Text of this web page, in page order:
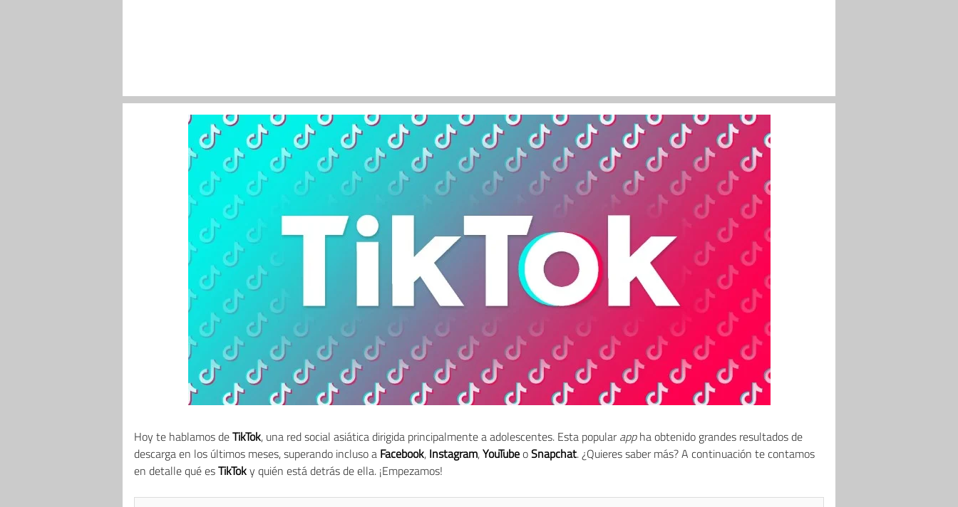
Hoy te hablamos deTikTok, una red social asiática dirigida principalmente a adolescentes. Esta popularappha obtenido grandes resultados de
descarga en los últimos meses, superando incluso a Facebook, Instagram,YouTubeoSnapchat. ¿Quieres saber más? A continuación te contamos
en detalle qué esTikToky quién está detrás de ella. ¡Empezamos!